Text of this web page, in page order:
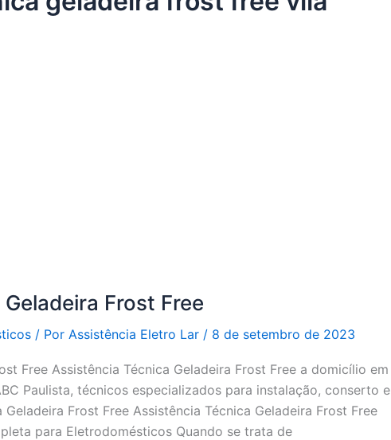
Frost Free
/ Por Assistência Eletro Lar / 8 de setembro de 2023
Free Assistência Técnica Geladeira Frost Free a domicílio em
Paulista, técnicos especializados para instalação, conserto e
Frost Free Assistência Técnica Geladeira Frost Free
para Eletrodomésticos Quando se trata de